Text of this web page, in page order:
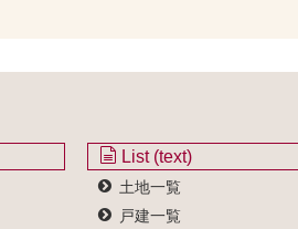
List (text)
土地一覧
戸建一覧